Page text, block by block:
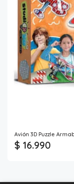
Avión 3D Puzzle
$ 16.990